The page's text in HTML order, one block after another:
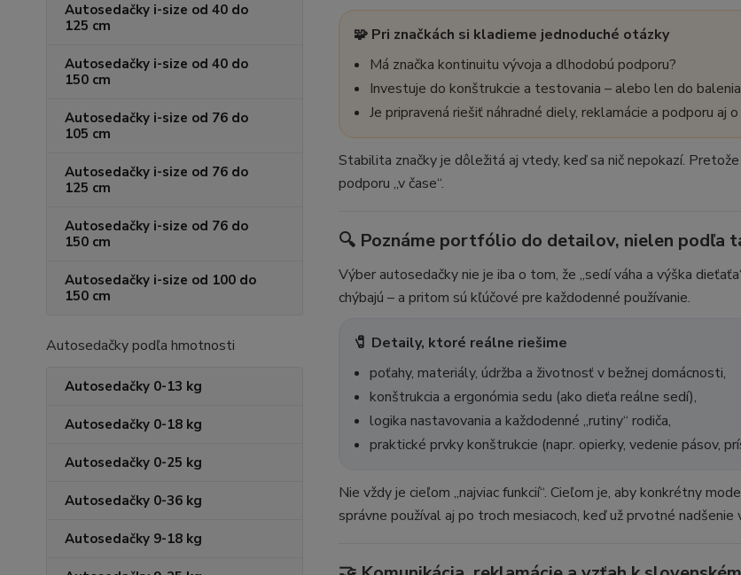
Autosedačky i-size od 40 do
125 cm
Autosedačky i-size od 40 do
150 cm
Autosedačky i-size od 76 do
105 cm
Autosedačky i-size od 76 do
125 cm
Autosedačky i-size od 76 do
150 cm
Autosedačky i-size od 100 do
150 cm
Autosedačky podľa hmotnosti
Autosedačky 0-13 kg
Autosedačky 0-18 kg
Autosedačky 0-25 kg
Autosedačky 0-36 kg
Autosedačky 9-18 kg
🧩 Pri značkách si kladieme jednoduché otázky
Má značka kontinuitu vývoja a dlhodobú podporu?
Investuje do konštrukcie a testovania – alebo len do
Je pripravená riešiť náhradné diely, reklamácie a podporu aj
Stabilita značky je dôležitá aj vtedy, keď sa nič nepokazí.
podporu „v čase“.
🔍 Poznáme portfólio do detailov, nielen podľa
Výber autosedačky nie je iba o tom, že „sedí váha a výška
chýbajú – a pritom sú kľúčové pre každodenné používanie.
🧷 Detaily, ktoré reálne riešime
poťahy, materiály, údržba a životnosť v bežnej domácnosti,
konštrukcia a ergonómia sedu (ako dieťa reálne sedí),
logika nastavovania a každodenné „rutiny“ rodiča,
praktické prvky konštrukcie (napr. opierky, vedenie pásov,
Nie vždy je cieľom „najviac funkcií“. Cieľom je, aby konkrétny
správne používal aj po troch mesiacoch, keď už prvotné nadšenie